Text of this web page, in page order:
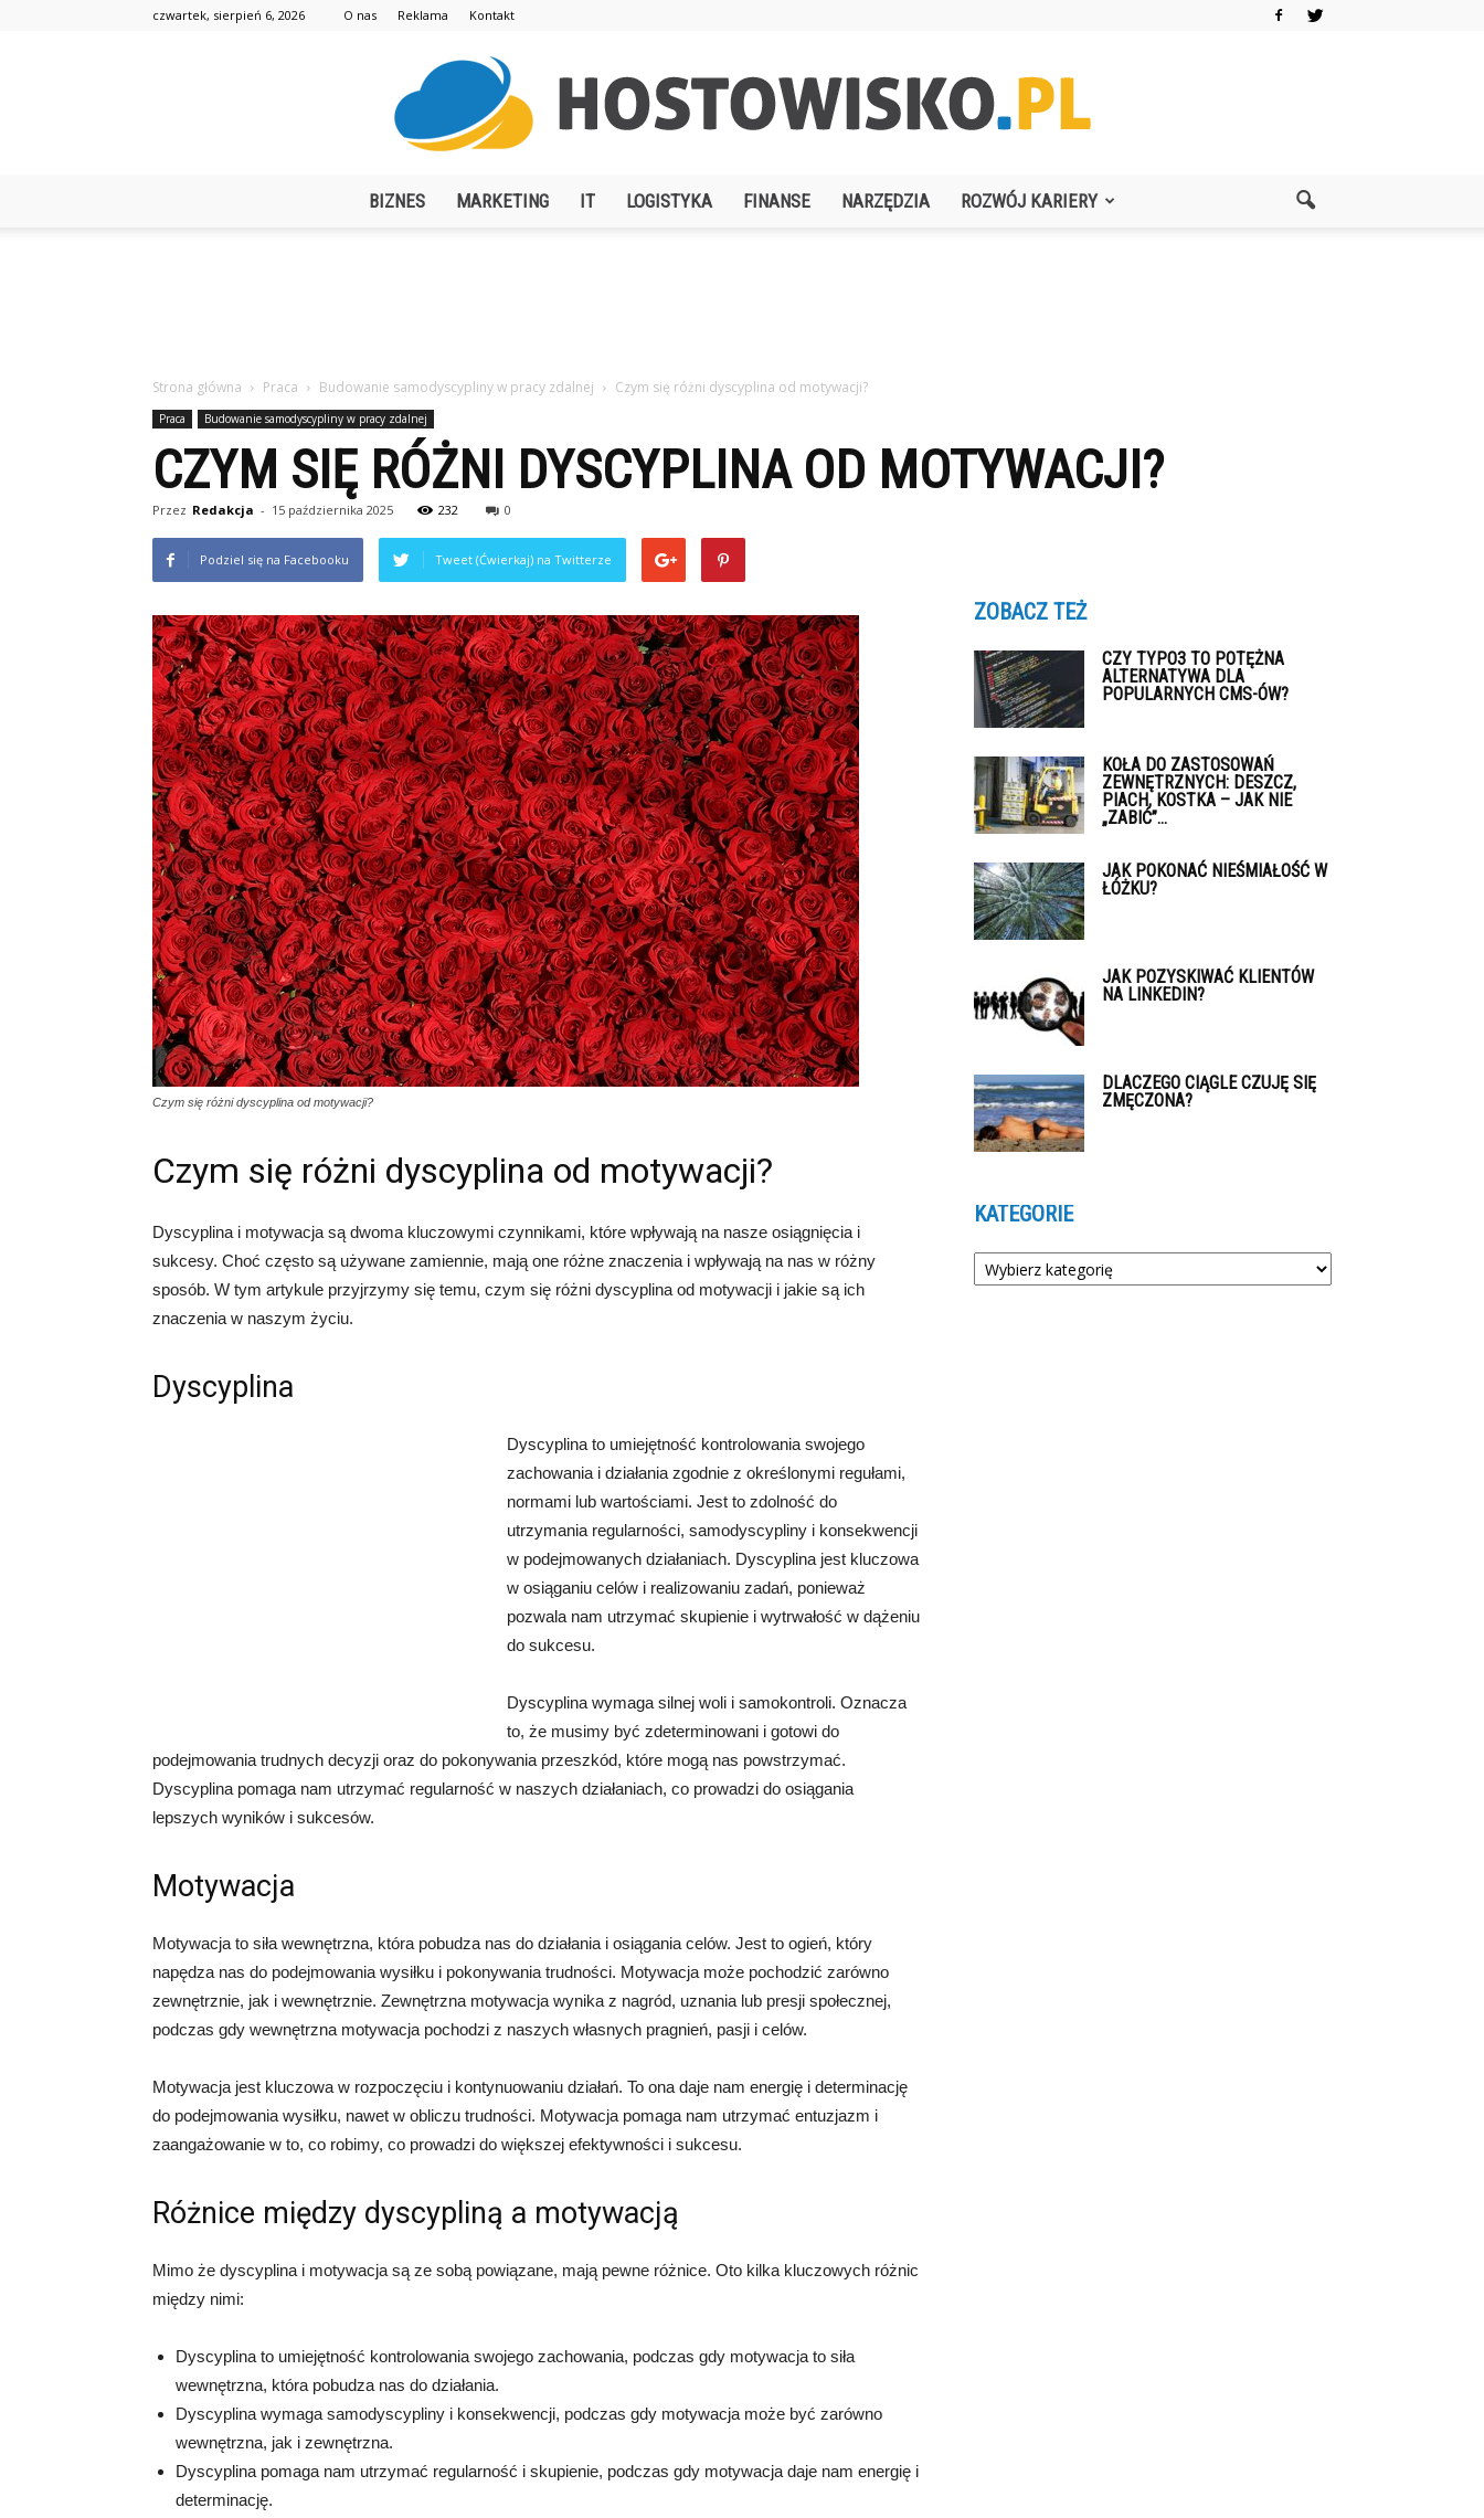
czwartek, sierpień 6, 2026 O nas Reklama Kontakt
BIZNES MARKETING IT LOGISTYKA FINANSE NARZĘDZIA ROZWÓJ KARIERY
Strona główna Praca Budowanie samodyscypliny w pracy zdalnej Czym się różni dyscyplina od motywacji?
Praca Budowanie samodyscypliny w pracy zdalnej
CZYM SIĘ RÓŻNI DYSCYPLINA OD MOTYWACJI?
Przez Redakcja - 15 października 2025 232 0
Podziel się na Facebooku Tweet (Ćwierkaj) na Twitterze
Czym się różni dyscyplina od motywacji?
Czym się różni dyscyplina od motywacji?
Dyscyplina i motywacja są dwoma kluczowymi czynnikami, które wpływają na nasze osiągnięcia i
sukcesy. Choć często są używane zamiennie, mają one różne znaczenia i wpływają na nas w różny
sposób. W tym artykule przyjrzymy się temu, czym się różni dyscyplina od motywacji i jakie są ich
znaczenia w naszym życiu.
Dyscyplina
Dyscyplina to umiejętność kontrolowania swojego
zachowania i działania zgodnie z określonymi regułami,
normami lub wartościami. Jest to zdolność do
utrzymania regularności, samodyscypliny i konsekwencji
w podejmowanych działaniach. Dyscyplina jest kluczowa
w osiąganiu celów i realizowaniu zadań, ponieważ
pozwala nam utrzymać skupienie i wytrwałość w dążeniu
do sukcesu.
Dyscyplina wymaga silnej woli i samokontroli. Oznacza
to, że musimy być zdeterminowani i gotowi do
podejmowania trudnych decyzji oraz do pokonywania przeszkód, które mogą nas powstrzymać.
Dyscyplina pomaga nam utrzymać regularność w naszych działaniach, co prowadzi do osiągania
lepszych wyników i sukcesów.
Motywacja
Motywacja to siła wewnętrzna, która pobudza nas do działania i osiągania celów. Jest to ogień, który
napędza nas do podejmowania wysiłku i pokonywania trudności. Motywacja może pochodzić zarówno
zewnętrznie, jak i wewnętrznie. Zewnętrzna motywacja wynika z nagród, uznania lub presji społecznej,
podczas gdy wewnętrzna motywacja pochodzi z naszych własnych pragnień, pasji i celów.
Motywacja jest kluczowa w rozpoczęciu i kontynuowaniu działań. To ona daje nam energię i determinację
do podejmowania wysiłku, nawet w obliczu trudności. Motywacja pomaga nam utrzymać entuzjazm i
zaangażowanie w to, co robimy, co prowadzi do większej efektywności i sukcesu.
Różnice między dyscypliną a motywacją
Mimo że dyscyplina i motywacja są ze sobą powiązane, mają pewne różnice. Oto kilka kluczowych różnic
między nimi:
Dyscyplina to umiejętność kontrolowania swojego zachowania, podczas gdy motywacja to siła
wewnętrzna, która pobudza nas do działania.
Dyscyplina wymaga samodyscypliny i konsekwencji, podczas gdy motywacja może być zarówno
wewnętrzna, jak i zewnętrzna.
Dyscyplina pomaga nam utrzymać regularność i skupienie, podczas gdy motywacja daje nam energię i
determinację.
ZOBACZ TEŻ
CZY TYPO3 TO POTĘŻNA
ALTERNATYWA DLA
POPULARNYCH CMS-ÓW?
KOŁA DO ZASTOSOWAŃ
ZEWNĘTRZNYCH: DESZCZ,
PIACH, KOSTKA – JAK NIE
„ZABIĆ”...
JAK POKONAĆ NIEŚMIAŁOŚĆ W
ŁÓŻKU?
JAK POZYSKIWAĆ KLIENTÓW
NA LINKEDIN?
DLACZEGO CIĄGLE CZUJĘ SIĘ
ZMĘCZONA?
KATEGORIE
Kategorie